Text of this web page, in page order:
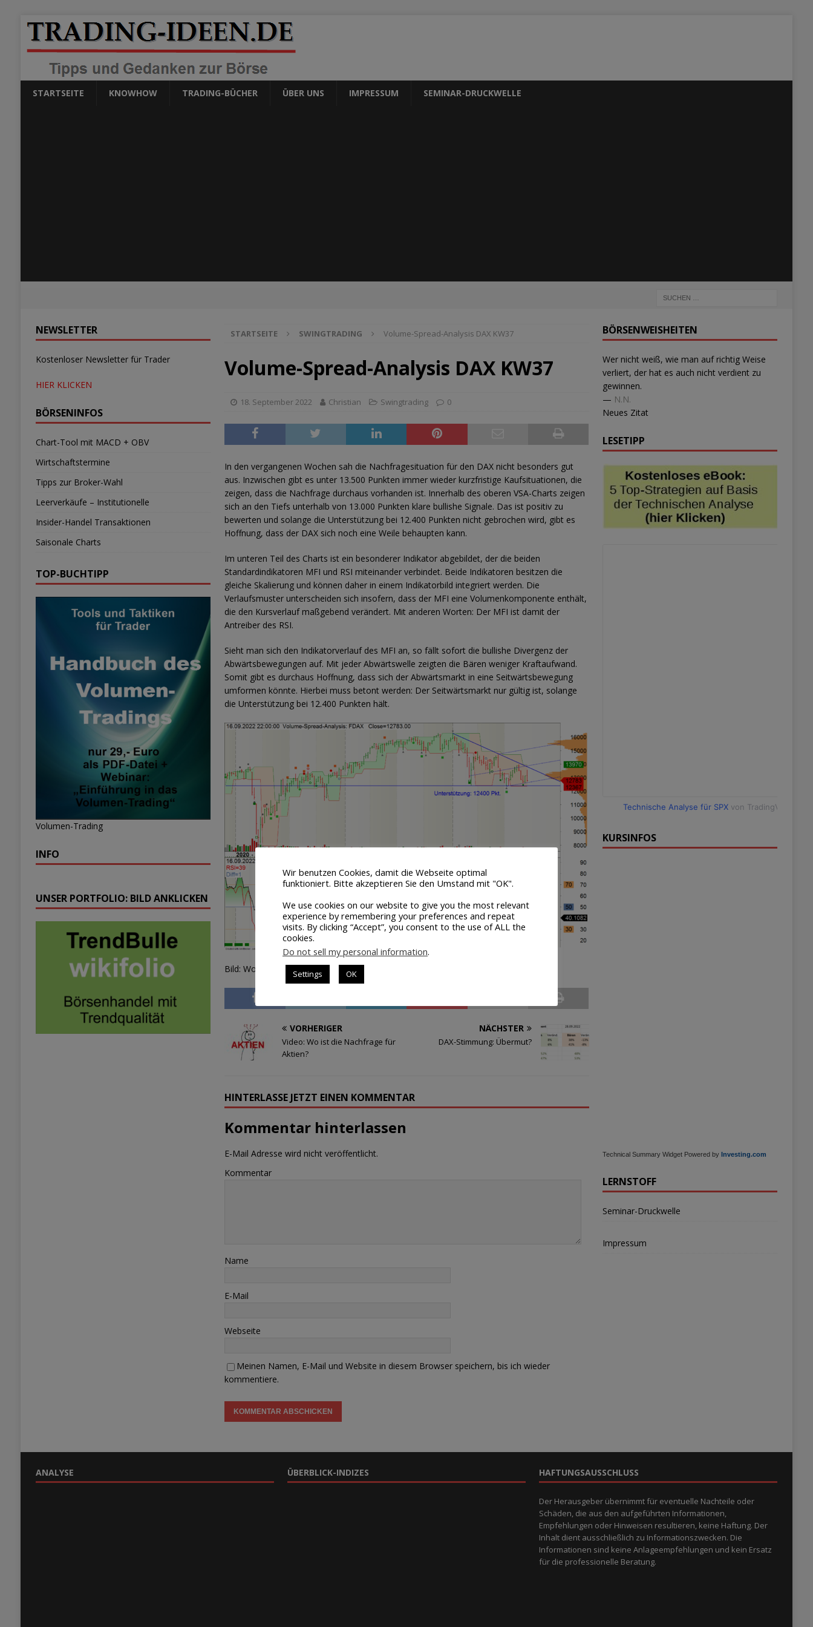
STARTSEITE KNOWHOW TRADING-BÜCHER ÜBER UNS IMPRESSUM SEMINAR-DRUCKWELLE
STARTSEITE SWINGTRADING Volume-Spread-Analysis DAX KW37
Volume-Spread-Analysis DAX KW37
18. September 2022 Christian Swingtrading 0
In den vergangenen Wochen sah die Nachfragesituation für den DAX nicht besonders gut
aus. Inzwischen gibt es unter 13.500 Punkten immer wieder kurzfristige Kaufsituationen, die
zeigen, dass die Nachfrage durchaus vorhanden ist. Innerhalb des oberen VSA-Charts zeigen
sich an den Tiefs unterhalb von 13.000 Punkten klare bullishe Signale. Das ist positiv zu
bewerten und solange die Unterstützung bei 12.400 Punkten nicht gebrochen wird, gibt es
Hoffnung, dass der DAX sich noch eine Weile behaupten kann.
Im unteren Teil des Charts ist ein besonderer Indikator abgebildet, der die beiden
Standardindikatoren MFI und RSI miteinander verbindet. Beide Indikatoren besitzen die
gleiche Skalierung und können daher in einem Indikatorbild integriert werden. Die
Verlaufsmuster unterscheiden sich insofern, dass der MFI eine Volumenkomponente enthält,
die den Kursverlauf maßgebend verändert. Mit anderen Worten: Der MFI ist damit der
Antreiber des RSI.
Sieht man sich den Indikatorverlauf des MFI an, so fällt sofort die bullishe Divergenz der
Abwärtsbewegungen auf. Mit jeder Abwärtswelle zeigten die Bären weniger Kraftaufwand.
Somit gibt es durchaus Hoffnung, dass sich der Abwärtsmarkt in eine Seitwärtsbewegung
umformen könnte. Hierbei muss betont werden: Der Seitwärtsmarkt nur gültig ist, solange
die Unterstützung bei 12.400 Punkten hält.
Bild: Wochen-Chart des DAX mit Volume-Spread-Analysis-Signale
VORHERIGER
Video: Wo ist die Nachfrage für
Aktien?
NÄCHSTER
DAX-Stimmung: Übermut?
HINTERLASSE JETZT EINEN KOMMENTAR
Kommentar hinterlassen
E-Mail Adresse wird nicht veröffentlicht.
Kommentar
Name
E-Mail
Webseite
Meinen Namen, E-Mail und Website in diesem Browser speichern, bis ich wieder
kommentiere.
NEWSLETTER
Kostenloser Newsletter für Trader
HIER KLICKEN
BÖRSENINFOS
Chart-Tool mit MACD + OBV
Wirtschaftstermine
Tipps zur Broker-Wahl
Leerverkäufe – Institutionelle
Insider-Handel Transaktionen
Saisonale Charts
TOP-BUCHTIPP
Volumen-Trading
INFO
UNSER PORTFOLIO: BILD ANKLICKEN
BÖRSENWEISHEITEN
Wer nicht weiß, wie man auf richtig Weise
verliert, der hat es auch nicht verdient zu
gewinnen.
— N.N.
Neues Zitat
LESETIPP
Technische Analyse für SPXvon TradingView
KURSINFOS
Technical Summary Widget Powered by Investing.com
LERNSTOFF
Seminar-Druckwelle
Impressum
ANALYSE ÜBERBLICK-INDIZES HAFTUNGSAUSSCHLUSS
Der Herausgeber übernimmt für eventuelle Nachteile oder
Schäden, die aus den aufgeführten Informationen,
Empfehlungen oder Hinweisen resultieren, keine Haftung. Der
Inhalt dient ausschließlich zu Informationszwecken. Die
Informationen sind keine Anlageempfehlungen und kein Ersatz
für die professionelle Beratung.
Wir benutzen Cookies, damit die Webseite optimal
funktioniert. Bitte akzeptieren Sie den Umstand mit "OK".
We use cookies on our website to give you the most relevant
experience by remembering your preferences and repeat
visits. By clicking “Accept”, you consent to the use of ALL the
cookies.
Do not sell my personal information.
Settings OK